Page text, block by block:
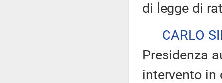
di legge di
CARLO
Presidenza
intervento in